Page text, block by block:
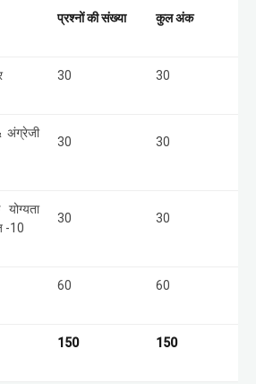
प्रश्नों की संख्या कुल अंक
30 30
अंग्रेजी
30 30
-10
30 30
60 60
150 150